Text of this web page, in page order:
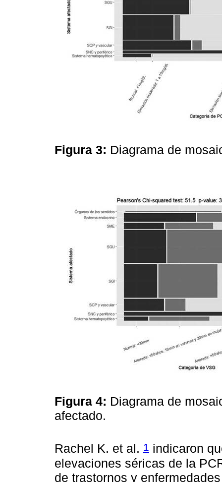
Figura 3: Diagrama de
Figura 4: Diagrama de
afectado.
Rachel K. et al. 1 indicaron
elevaciones séricas de la
de trastornos y